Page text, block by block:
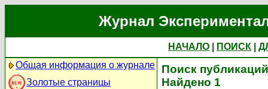
Журнал
НАЧАЛО ПОИСК
Общая информация о журнале
Золотые страницы
Поиск
Найдено 1